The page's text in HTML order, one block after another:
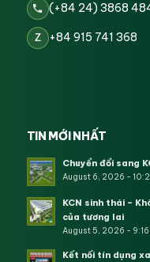
(+84 24) 3868
Z +84 915 741 368
TIN MỚI NHẤT
Chuyển đổi sang
August 6, 2026 -
KCN sinh thái –
của tương lai
August 5, 2026 - 9:16
Kết nối tín dụng